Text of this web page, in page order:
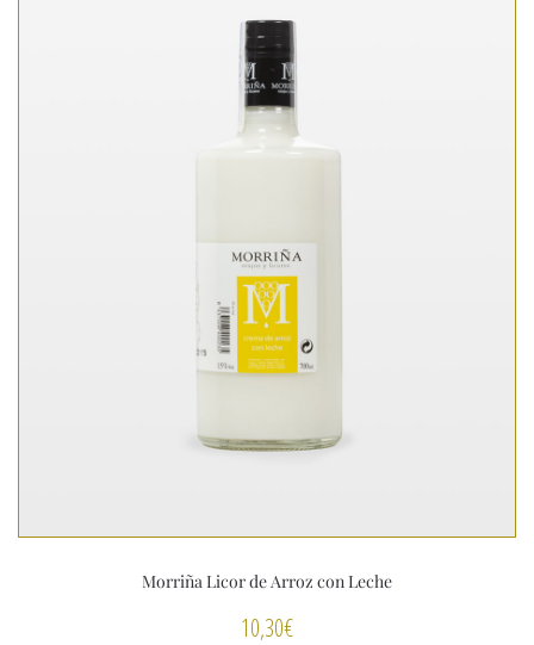
Morriña Licor de Arroz con Leche
10,30€